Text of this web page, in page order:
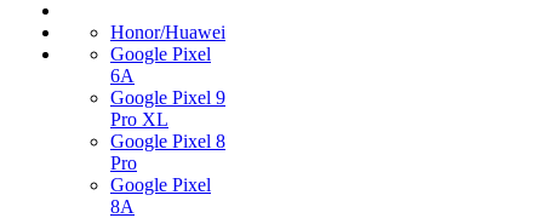
Honor/Huawei
Google Pixel
6A
Google Pixel 9
Pro XL
Google Pixel 8
Pro
Google Pixel
8A